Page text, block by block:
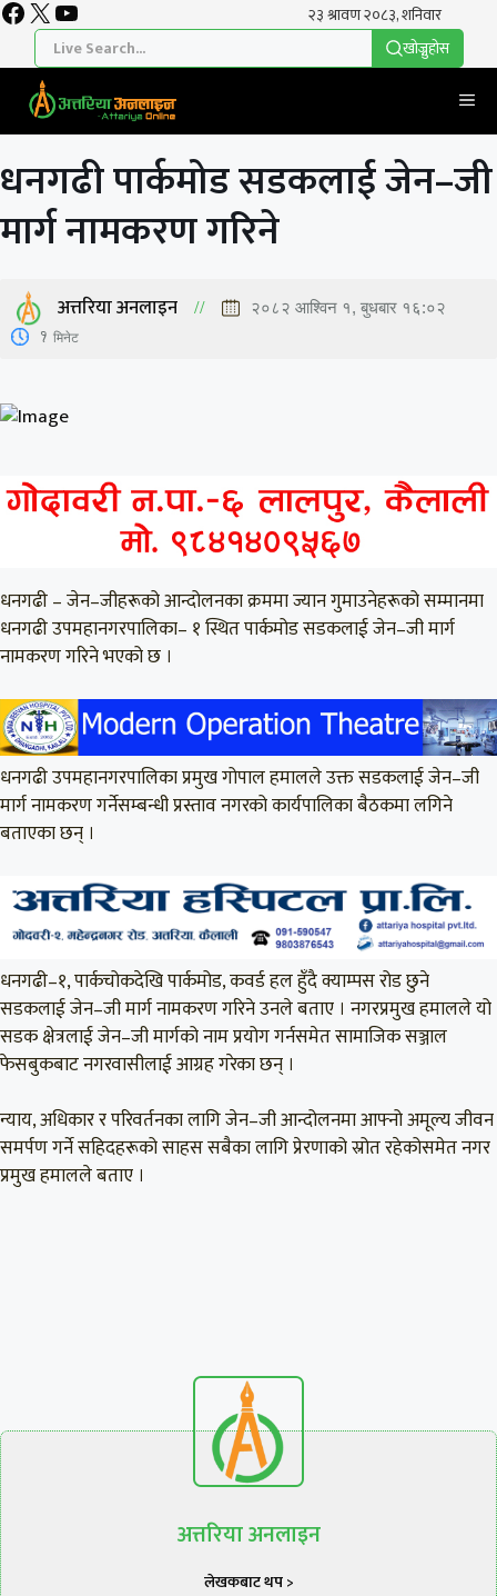
Skip
content
Facebook
X YouTube
खाेज्नुहाेस
धनगढी पार्कमोड सडकलाई जेन–जी
मार्ग नामकरण गरिने
अत्तरिया अनलाइन २०८२ आश्विन १, बुधबार १६:०२
1 मिनेट
धनगढी – जेन–जीहरूको आन्दोलनका क्रममा ज्यान गुमाउनेहरूको सम्मानमा
धनगढी उपमहानगरपालिका– १ स्थित पार्कमोड सडकलाई जेन–जी मार्ग
नामकरण गरिने भएको छ ।
धनगढी उपमहानगरपालिका प्रमुख गोपाल हमालले उक्त सडकलाई जेन–जी
मार्ग नामकरण गर्नेसम्बन्धी प्रस्ताव नगरको कार्यपालिका बैठकमा लगिने
बताएका छन् ।
धनगढी–१, पार्कचोकदेखि पार्कमोड, कवर्ड हल हुँदै क्याम्पस रोड छुने
सडकलाई जेन–जी मार्ग नामकरण गरिने उनले बताए । नगरप्रमुख हमालले यो
सडक क्षेत्रलाई जेन–जी मार्गको नाम प्रयोग गर्नसमेत सामाजिक सञ्जाल
फेसबुकबाट नगरवासीलाई आग्रह गरेका छन् ।
न्याय, अधिकार र परिवर्तनका लागि जेन–जी आन्दोलनमा आफ्नो अमूल्य जीवन
समर्पण गर्ने सहिदहरूको साहस सबैका लागि प्रेरणाको स्रोत रहेकोसमेत नगर
प्रमुख हमालले बताए ।
अत्तरिया अनलाइन
लेखकबाट थप >